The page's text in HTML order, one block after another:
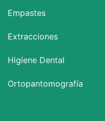
Empastes
Extracciones
Higiene Dental
Ortopantomografía